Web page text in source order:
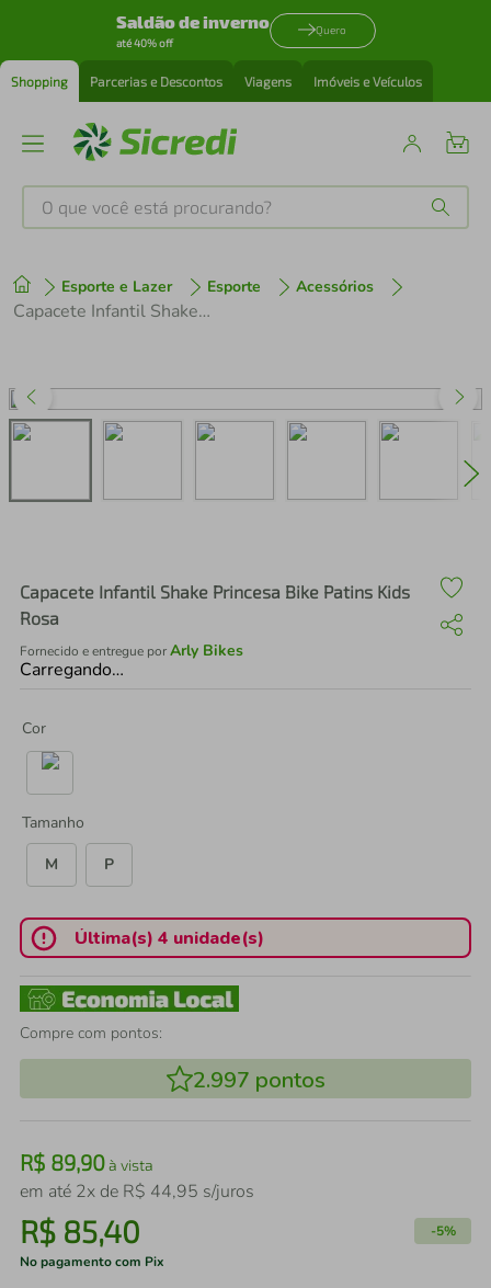
Saldão de inverno
até 40% off
Quero
Shopping Parcerias e Descontos Viagens Imóveis e Veículos
O que você está procurando?
Esporte e Lazer Esporte Acessórios
Capacete Infantil Shake Princesa Bike Patins Kids Rosa
Capacete Infantil Shake Princesa Bike Patins Kids
Rosa
Fornecido e entregue porArly Bikes
Carregando…
Cor
Tamanho
M
P
Última(s) 4 unidade(s)
Compre com pontos:
2.997 pontos
R$ 89,90à vista
em até 2x de R$ 44,95 s/juros
R$ 85,40 -5%
No pagamento com Pix
1º tenis
perfume